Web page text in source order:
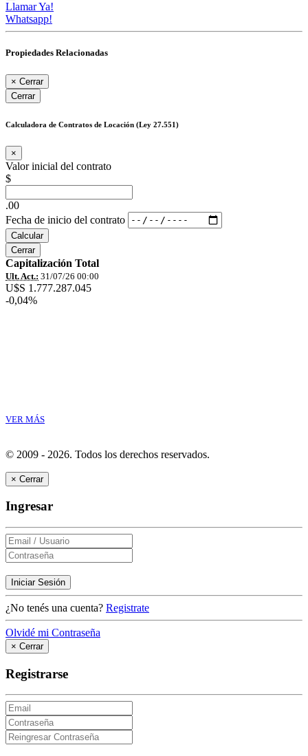
Llamar Ya!
Whatsapp!
Propiedades Relacionadas
× Cerrar
Cerrar
Calculadora de Contratos de Locación (Ley 27.551)
×
Valor inicial del contrato
$
.00
Fecha de inicio del contrato
Calcular
Cerrar
Capitalización Total
Ult. Act.: 31/07/26 00:00
U$S 1.777.287.045
-0,04%
VER MÁS
© 2009 - 2026. Todos los derechos reservados.
× Cerrar
Ingresar
Iniciar Sesión
¿No tenés una cuenta? Registrate
Olvidé mi Contraseña
× Cerrar
Registrarse